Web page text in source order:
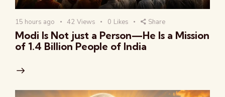
15 hours ago 42 Views 0 Likes Share
Modi Is Not just a Person—He Is a Mission
of 1.4 Billion People of India